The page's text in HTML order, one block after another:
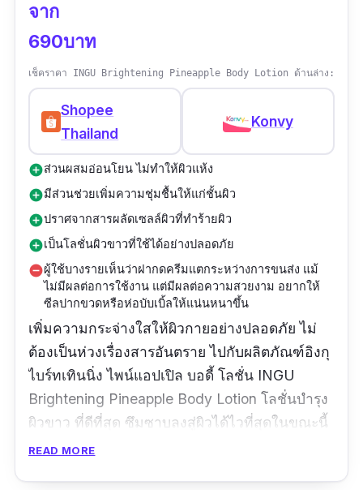
จาก
690บาท
เช็คราคา INGU Brightening Pineapple Body Lotion ด้านล่าง:
Shopee
Thailand
Konvy
add_circleส่วนผสมอ่อนโยน ไม่ทำให้ผิวแห้ง
add_circleมีส่วนช่วยเพิ่มความชุ่มชื้นให้แก่ชั้นผิว
add_circleปราศจากสารผลัดเซลล์ผิวที่ทำร้ายผิว
add_circleเป็นโลชั่นผิวขาวที่ใช้ได้อย่างปลอดภัย
remove_circleผู้ใช้บางรายเห็นว่าฝากดครีมแตกระหว่างการขนส่ง แม้
ไม่มีผลต่อการใช้งาน แต่มีผลต่อความสวยงาม อยากให้
ซีลปากขวดหรือห่อบับเบิ้ลให้แน่นหนาขึ้น
เพิ่มความกระจ่างใสให้ผิวกายอย่างปลอดภัย ไม่
ต้องเป็นห่วงเรื่องสารอันตราย ไปกับผลิตภัณฑ์อิงกุ
ไบร์ทเทินนิ่ง ไพน์แอปเปิล บอดี้ โลชั่น INGU
Brightening Pineapple Body Lotion โลชั่นบํารุง
ผิวขาว ที่ดีที่สุด ซึมซาบลงสู่ผิวได้ไวที่สุดในขณะนี้
มีคุณสมบัติในการปรับผิวให้แลดูกระจ่างใสขึ้นทีละ
READ MORE